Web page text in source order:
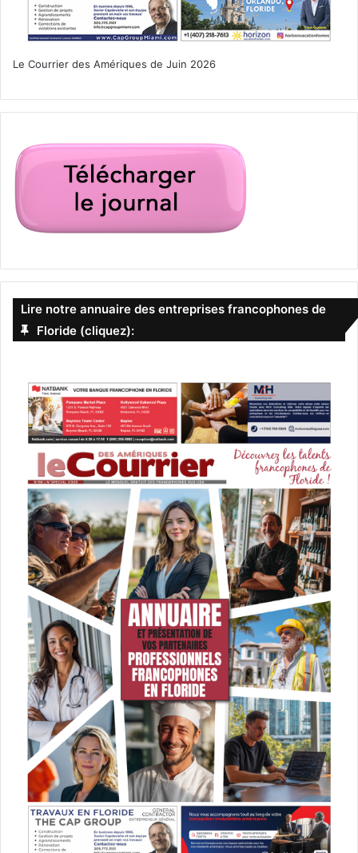
Le Courrier des Amériques de Juin 2026
Lire notre annuaire des entreprises francophones de
Floride (cliquez):